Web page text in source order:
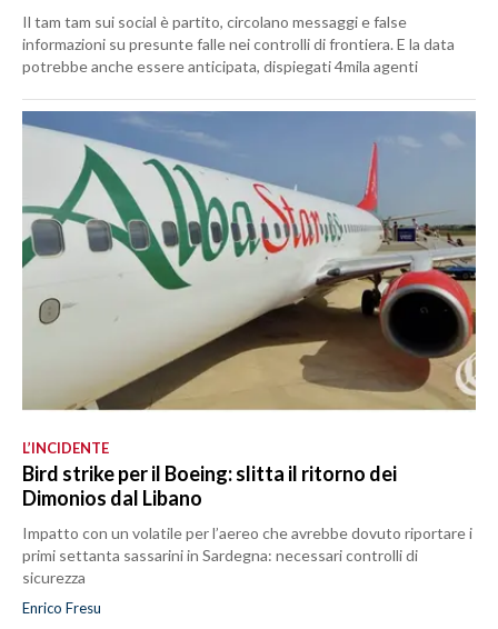
Il tam tam sui social è partito, circolano messaggi e false
informazioni su presunte falle nei controlli di frontiera. E la data
potrebbe anche essere anticipata, dispiegati 4mila agenti
L’INCIDENTE
Bird strike per il Boeing: slitta il ritorno dei
Dimonios dal Libano
Impatto con un volatile per l’aereo che avrebbe dovuto riportare i
primi settanta sassarini in Sardegna: necessari controlli di
sicurezza
Enrico Fresu